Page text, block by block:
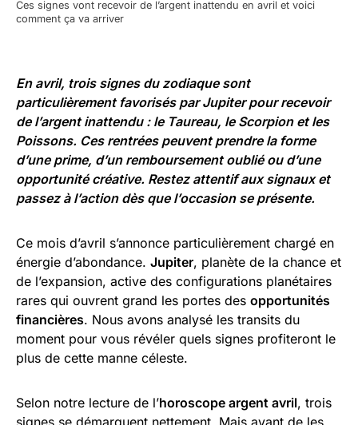
Ces signes vont recevoir de l’argent inattendu en avril et voici
comment ça va arriver
En avril, trois signes du zodiaque sont
particulièrement favorisés par Jupiter pour recevoir
de l’argent inattendu : le Taureau, le Scorpion et les
Poissons. Ces rentrées peuvent prendre la forme
d’une prime, d’un remboursement oublié ou d’une
opportunité créative. Restez attentif aux signaux et
passez à l’action dès que l’occasion se présente.
Ce mois d’avril s’annonce particulièrement chargé en
énergie d’abondance. Jupiter, planète de la chance et
de l’expansion, active des configurations planétaires
rares qui ouvrent grand les portes des opportunités
financières. Nous avons analysé les transits du
moment pour vous révéler quels signes profiteront le
plus de cette manne céleste.
Selon notre lecture de l’horoscope argent avril, trois
signes se démarquent nettement. Mais avant de les